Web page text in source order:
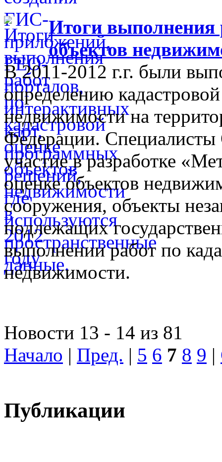
Итоги выполнения
объектов
В 2011-2012 г.г. были
определению
недвижимости на
Федерации.
участие в разработке
оценке объектов
сооружения, объекты
подлежащих
выполнении работ по
недвижимости.
Новости 13 - 14 из 81
Начало | Пред. | 5 6 7 8 9 |
Публикации